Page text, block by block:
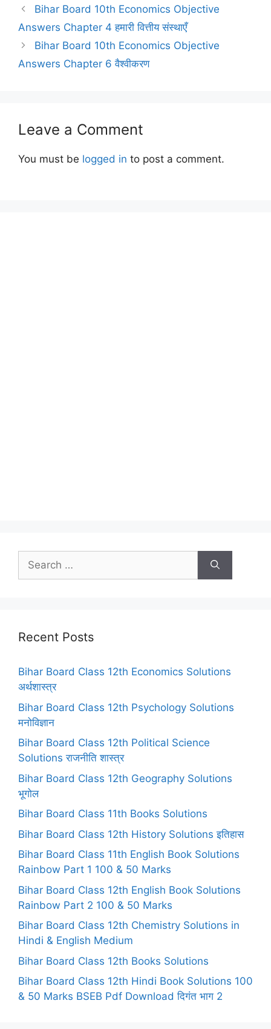
Bihar Board 10th Economics Objective
Answers Chapter 4 हमारी वित्तीय संस्थाएँ
Bihar Board 10th Economics Objective
Answers Chapter 6 वैश्वीकरण
Leave a Comment
You must be logged in to post a comment.
Search
for:
Recent Posts
Bihar Board Class 12th Economics Solutions
अर्थशास्त्र
Bihar Board Class 12th Psychology Solutions
मनोविज्ञान
Bihar Board Class 12th Political Science
Solutions राजनीति शास्त्र
Bihar Board Class 12th Geography Solutions
भूगोल
Bihar Board Class 11th Books Solutions
Bihar Board Class 12th History Solutions इतिहास
Bihar Board Class 11th English Book Solutions
Rainbow Part 1 100 & 50 Marks
Bihar Board Class 12th English Book Solutions
Rainbow Part 2 100 & 50 Marks
Bihar Board Class 12th Chemistry Solutions in
Hindi & English Medium
Bihar Board Class 12th Books Solutions
Bihar Board Class 12th Hindi Book Solutions 100
& 50 Marks BSEB Pdf Download दिगंत भाग 2